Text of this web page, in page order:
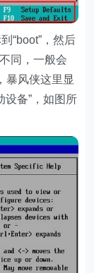
“boot”，然后
同，一般会
暴风侠这里显
设备”，如图所